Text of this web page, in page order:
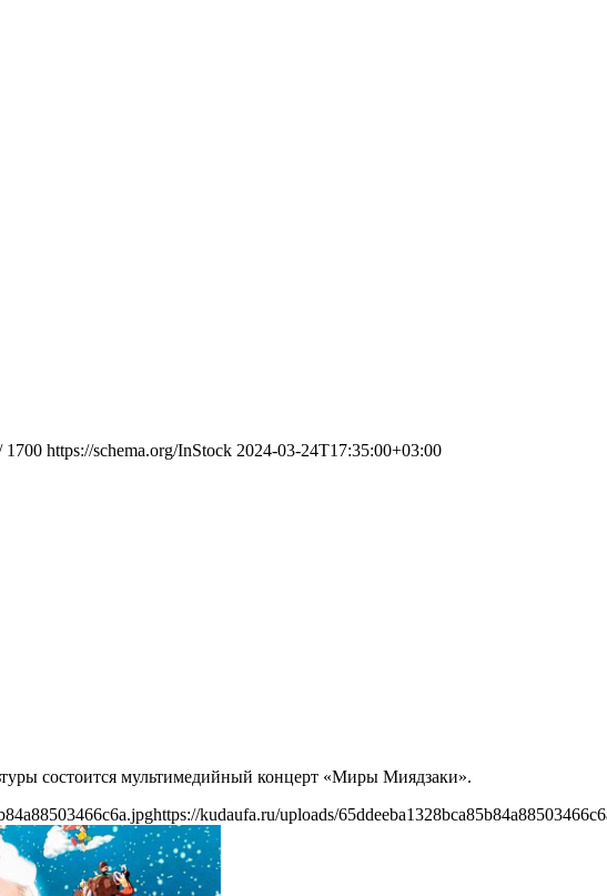
1700 https://schema.org/InStock 2024-03-24T17:35:00+03:00
состоится мультимедийный концерт «Миры Миядзаки».
https://kudaufa.ru/uploads/